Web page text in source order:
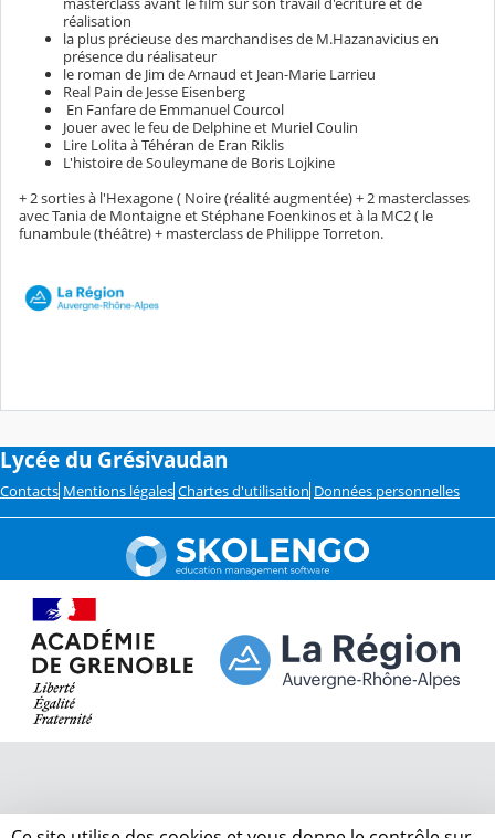
réalisation
la plus précieuse des marchandises de M.Hazanavicius en
présence du réalisateur
le roman de Jim de Arnaud et Jean-Marie Larrieu
Real Pain de Jesse Eisenberg
En Fanfare de Emmanuel Courcol
Jouer avec le feu de Delphine et Muriel Coulin
Lire Lolita à Téhéran de Eran Riklis
L'histoire de Souleymane de Boris Lojkine
+ 2 sorties à l'Hexagone ( Noire (réalité augmentée) + 2 masterclasses
avec Tania de Montaigne et Stéphane Foenkinos et à la MC2 ( le
funambule (théâtre) + masterclass de Philippe Torreton.
Lycée du Grésivaudan
Contacts Mentions légales Chartes d'utilisation Données personnelles